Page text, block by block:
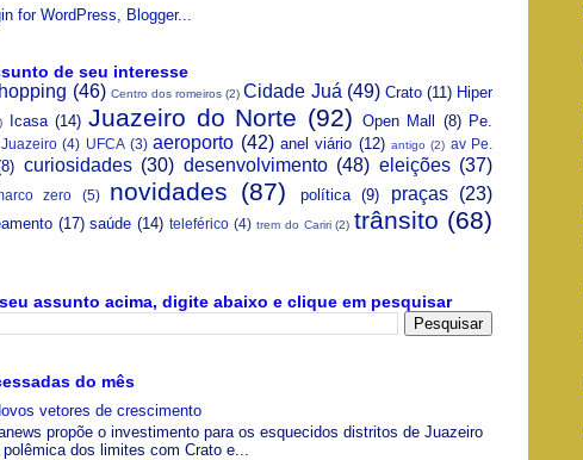
de seu interesse
(46) Centro dos romeiros (2) Cidade Juá (49) Crato (11) Hiper
Icasa (14) Juazeiro do Norte (92) Open Mall (8) Pe.
(4) UFCA (3) aeroporto (42) anel viário (12) antigo (2) av Pe.
curiosidades (30) desenvolvimento (48) eleições (37)
zero (5) novidades (87) política (9) praças
(23)
(17) saúde (14) teleférico (4) trem do Cariri (2) trânsito (68)
assunto acima, digite abaixo e clique em pesquisar
do mês
vetores de crescimento
propõe o investimento para os esquecidos distritos de Juazeiro
dos limites com Crato e...